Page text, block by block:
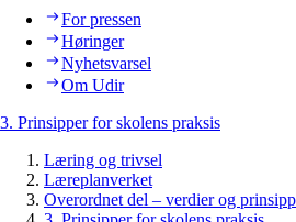
For pressen
Høringer
Nyhetsvarsel
Om Udir
3. Prinsipper for skolens praksis
Læring og trivsel
Læreplanverket
Overordnet del – verdier og